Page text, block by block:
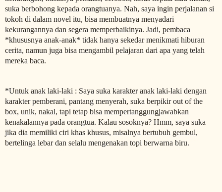
suka berbohong kepada orangtuanya. Nah, saya ingin perjalanan si
tokoh di dalam novel itu, bisa membuatnya menyadari
kekurangannya dan segera memperbaikinya. Jadi, pembaca
*khususnya anak-anak* tidak hanya sekedar menikmati hiburan
cerita, namun juga bisa mengambil pelajaran dari apa yang telah
mereka baca.
*Untuk anak laki-laki : Saya suka karakter anak laki-laki dengan
karakter pemberani, pantang menyerah, suka berpikir out of the
box, unik, nakal, tapi tetap bisa mempertanggungjawabkan
kenakalannya pada orangtua. Kalau sosoknya? Hmm, saya suka
jika dia memiliki ciri khas khusus, misalnya bertubuh gembul,
bertelinga lebar dan selalu mengenakan topi berwarna biru.